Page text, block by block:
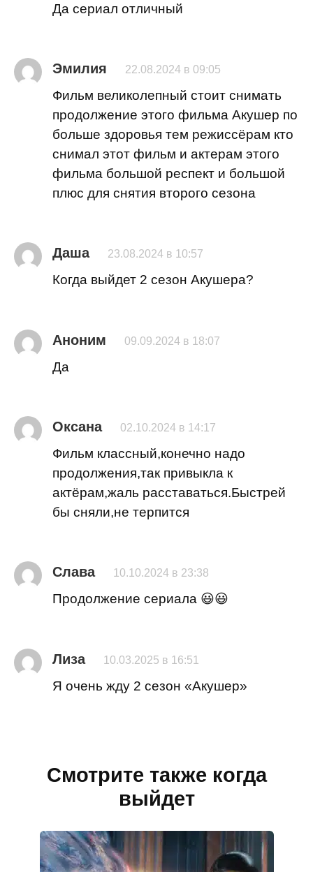
Да сериал отличный
Эмилия 22.08.2024 в 09:05
Фильм великолепный стоит снимать
продолжение этого фильма Акушер по
больше здоровья тем режиссёрам кто
снимал этот фильм и актерам этого
фильма большой респект и большой
плюс для снятия второго сезона
Даша 23.08.2024 в 10:57
Когда выйдет 2 сезон Акушера?
Аноним 09.09.2024 в 18:07
Да
Оксана 02.10.2024 в 14:17
Фильм классный,конечно надо
продолжения,так привыкла к
актёрам,жаль расставаться.Быстрей
бы сняли,не терпится
Слава 10.10.2024 в 23:38
Продолжение сериала 😃😃
Лиза 10.03.2025 в 16:51
Я очень жду 2 сезон «Акушер»
Смотрите также когда
выйдет